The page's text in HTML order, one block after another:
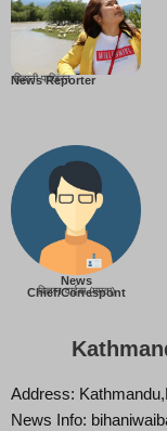
News Reporter
बिहानी पाख्रिन
News
Chief/Correspont
बिज्ञान वाईबा (ममता)
Address:
News Info: